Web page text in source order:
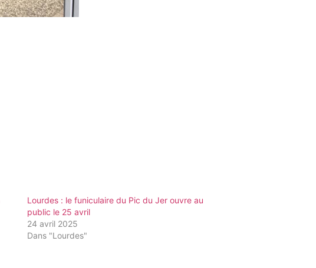
Lourdes : le funiculaire du Pic du Jer ouvre au
public le 25 avril
24 avril 2025
Dans "Lourdes"